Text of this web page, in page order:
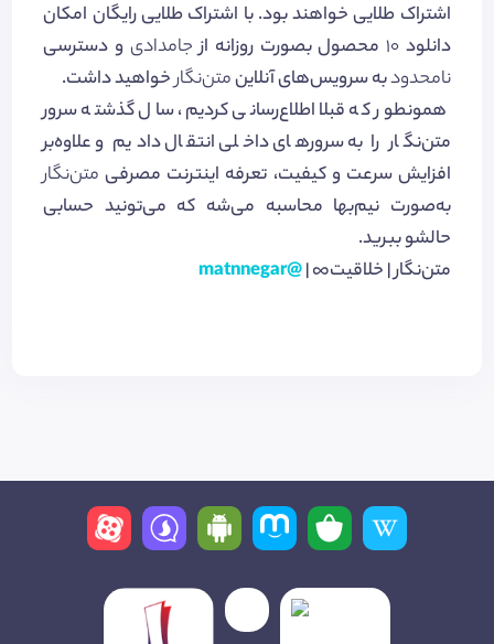
اشتراک طلایی خواهند بود. با اشتراک طلایی رایگان امکان
دانلود 10محصول بصورت روزانه ازجامدادی و دسترسی
نامحدودبه سرویس‌های آنلاینمتن‌نگارخواهید داشت.
همونطور که قبلا اطلاع‌رسانی کردیم، سال گذشته سرور
متن‌نگار را به سرورهای داخلی انتقال دادیم و علاوه‌بر
افزایش سرعت و کیفیت، تعرفه اینترنت مصرفی متن‌نگار
به‌صورت نیم‌بها محاسبه می‌شه که می‌تونید حسابی
حالشو ببرید.
متن‌نگار | خلاقیت∞ |@matnnegar